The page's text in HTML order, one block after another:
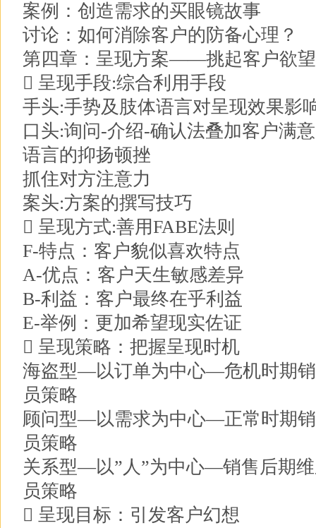
案例：创造需求的买眼镜故事
讨论：如何消除客户的防备心理？
第四章：呈现方案——挑起客户欲望
 呈现手段:综合利用手段
手头:手势及肢体语言对呈现效果影
口头:询问-介绍-确认法叠加客户满意
语言的抑扬顿挫
抓住对方注意力
案头:方案的撰写技巧
 呈现方式:善用FABE法则
F-特点：客户貌似喜欢特点
A-优点：客户天生敏感差异
B-利益：客户最终在乎利益
E-举例：更加希望现实佐证
 呈现策略：把握呈现时机
海盗型—以订单为中心—危机时期
员策略
顾问型—以需求为中心—正常时期
员策略
关系型—以”人”为中心—销售后期
员策略
 呈现目标：引发客户幻想